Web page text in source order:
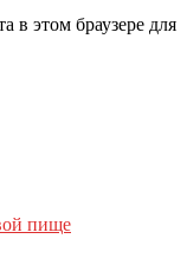
в этом браузере для